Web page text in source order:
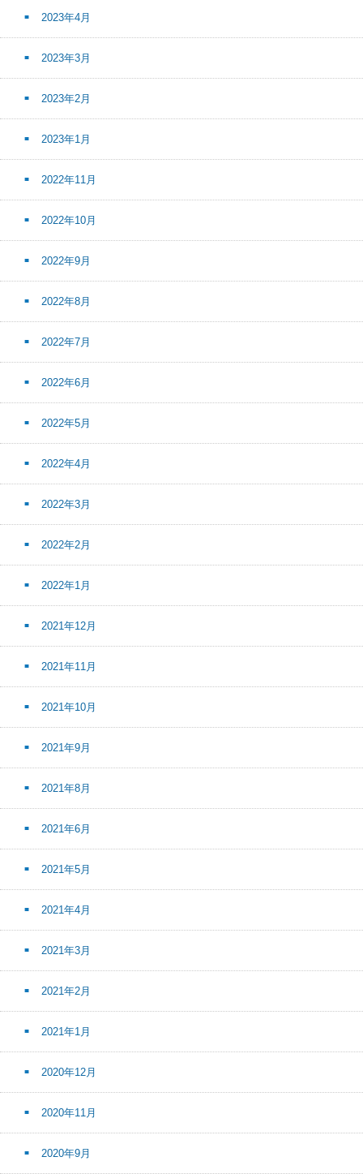
2023年4月
2023年3月
2023年2月
2023年1月
2022年11月
2022年10月
2022年9月
2022年8月
2022年7月
2022年6月
2022年5月
2022年4月
2022年3月
2022年2月
2022年1月
2021年12月
2021年11月
2021年10月
2021年9月
2021年8月
2021年6月
2021年5月
2021年4月
2021年3月
2021年2月
2021年1月
2020年12月
2020年11月
2020年9月